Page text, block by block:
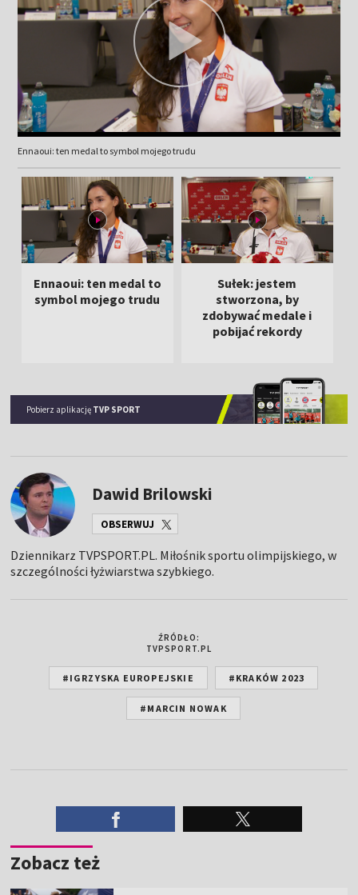
Ennaoui: ten medal to symbol mojego trudu
Ennaoui: ten medal to
symbol mojego trudu
Sułek: jestem
stworzona, by
zdobywać medale i
pobijać rekordy
Pobierz aplikację TVP SPORT
Dawid Brilowski
OBSERWUJ
Dziennikarz TVPSPORT.PL. Miłośnik sportu olimpijskiego, w
szczególności łyżwiarstwa szybkiego.
ŹRÓDŁO:
TVPSPORT.PL
#IGRZYSKA EUROPEJSKIE #KRAKÓW 2023
#MARCIN NOWAK
Zobacz też